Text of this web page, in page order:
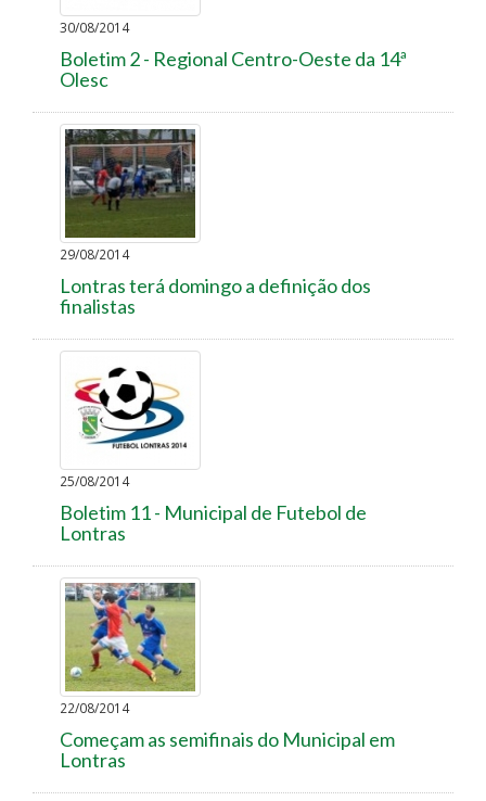
30/08/2014
Boletim 2 - Regional Centro-Oeste da 14ª
Olesc
29/08/2014
Lontras terá domingo a definição dos
finalistas
25/08/2014
Boletim 11 - Municipal de Futebol de
Lontras
22/08/2014
Começam as semifinais do Municipal em
Lontras